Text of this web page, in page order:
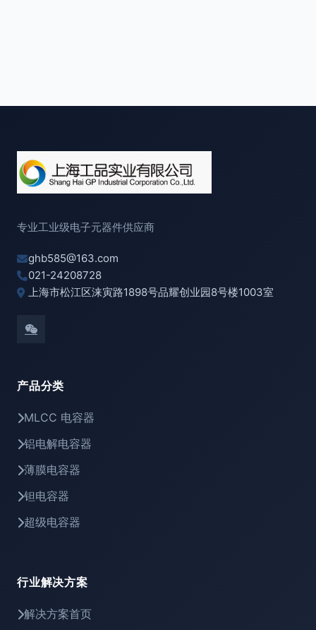
专业工业级电子元器件供应商
ghb585@163.com
021-24208728
上海市松江区涞寅路1898号品耀创业园8号楼1003室
产品分类
MLCC 电容器
铝电解电容器
薄膜电容器
钽电容器
超级电容器
行业解决方案
解决方案首页